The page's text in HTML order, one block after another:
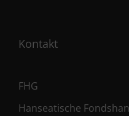
Kontakt
FHG
Hanseatische